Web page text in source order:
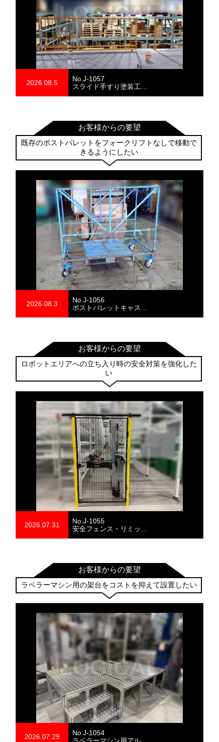
2026.08.5
No.J-1057
スライド手すり塗装工…
お客様からの要望
既存のポストパレットをフォークリフトなしで移動で
きるようにしたい
2026.08.3
No.J-1056
ポストパレットキャス…
お客様からの要望
ロボットエリアへの立ち入り時の安全対策を強化した
い
2026.07.31
No.J-1055
安全フェンス・リミッ…
お客様からの要望
ラベラーマシン用の架台をコストを抑えて設置したい
2026.07.29
No.J-1054